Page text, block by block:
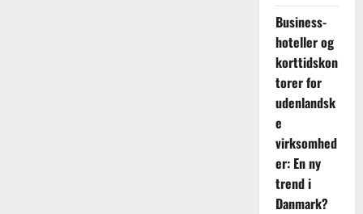
Business-
hoteller og
korttidskon
torer for
udenlandsk
e
virksomhed
er: En ny
trend i
Danmark?